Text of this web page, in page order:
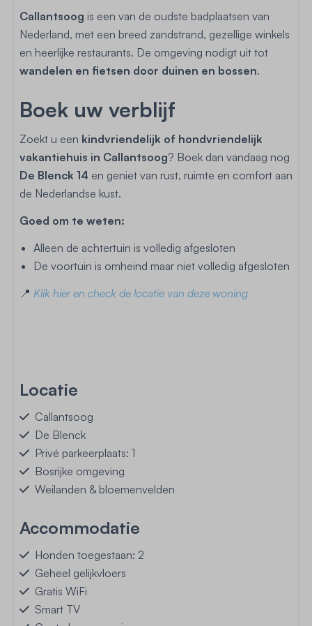
Callantsoog is een van de oudste badplaatsen van
Nederland, met een breed zandstrand, gezellige winkels
en heerlijke restaurants. De omgeving nodigt uit tot
wandelen en fietsen door duinen en bossen.
Boek uw verblijf
Zoekt u een kindvriendelijk of hondvriendelijk
vakantiehuis in Callantsoog? Boek dan vandaag nog
De Blenck 14 en geniet van rust, ruimte en comfort aan
de Nederlandse kust.
Goed om te weten:
Alleen de achtertuin is volledig afgesloten
De voortuin is omheind maar niet volledig afgesloten
📍 Klik hier en check de locatie van deze woning
Locatie
Callantsoog
De Blenck
Privé parkeerplaats: 1
Bosrijke omgeving
Weilanden & bloemenvelden
Accommodatie
Honden toegestaan: 2
Geheel gelijkvloers
Gratis WiFi
Smart TV